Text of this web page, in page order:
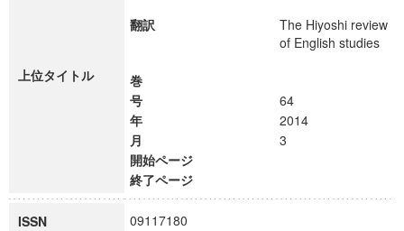
上位タイトル
翻訳
The Hiyoshi review
of English studies
巻
号
64
年
2014
月
3
開始ページ
終了ページ
ISSN 09117180